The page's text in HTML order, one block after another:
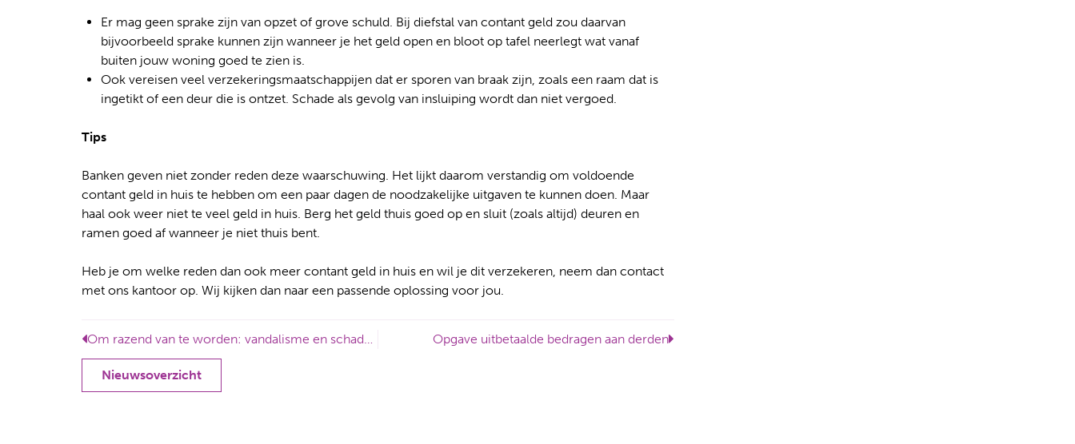
Er mag geen sprake zijn van opzet of grove schuld. Bij diefstal van contant geld zou daarvan
bijvoorbeeld sprake kunnen zijn wanneer je het geld open en bloot op tafel neerlegt wat vanaf
buiten jouw woning goed te zien is.
Ook vereisen veel verzekeringsmaatschappijen dat er sporen van braak zijn, zoals een raam dat is
ingetikt of een deur die is ontzet. Schade als gevolg van insluiping wordt dan niet vergoed.
Tips
Banken geven niet zonder reden deze waarschuwing. Het lijkt daarom verstandig om voldoende
contant geld in huis te hebben om een paar dagen de noodzakelijke uitgaven te kunnen doen. Maar
haal ook weer niet te veel geld in huis. Berg het geld thuis goed op en sluit (zoals altijd) deuren en
ramen goed af wanneer je niet thuis bent.
Heb je om welke reden dan ook meer contant geld in huis en wil je dit verzekeren, neem dan contact
met ons kantoor op. Wij kijken dan naar een passende oplossing voor jou.
Om razend van te worden: vandalisme en schade aan je auto Opgave uitbetaalde bedragen aan derden
Nieuwsoverzicht